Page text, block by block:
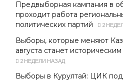
Предвыборная кампания в
проходит работа
политических партий
2
Выборы, которые меняют
августа станет
2 НЕДЕЛИ НАЗАД
Выборы в Курултай: ЦИК